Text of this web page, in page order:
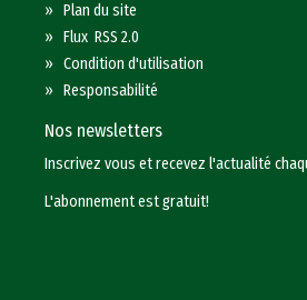
»Plan du site
»Flux RSS 2.0
»Condition d'utilisation
»Responsabilité
Nos newsletters
Inscrivez vous et recevez l'actualité
L'abonnement est gratuit!